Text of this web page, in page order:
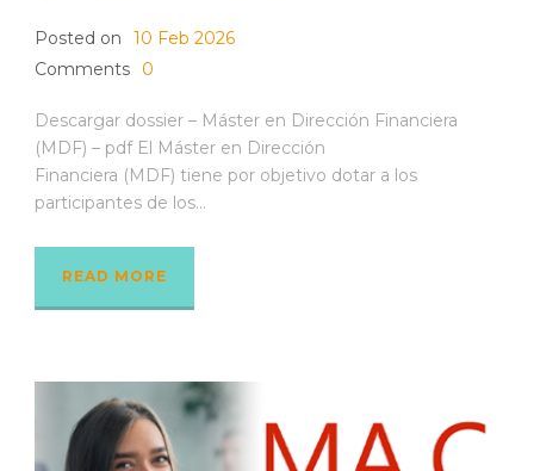
Posted on
10 Feb 2026
Comments
0
Descargar dossier – Máster en Dirección Financiera
(MDF) – pdf El Máster en Dirección
Financiera (MDF) tiene por objetivo dotar a los
participantes de los...
READ MORE